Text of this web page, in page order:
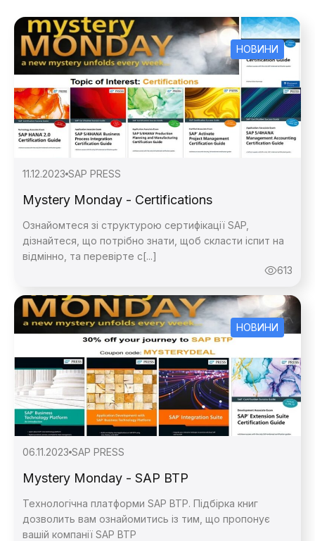
НОВИНИ
11.12.2023 SAP PRESS
Mystery Monday - Certifications
Ознайомтеся зі структурою сертифікації SAP,
дізнайтеся, що потрібно знати, щоб скласти іспит на
відмінно, та перевірте с[...]
613
НОВИНИ
06.11.2023 SAP PRESS
Mystery Monday - SAP BTP
Технологічна платформи SAP BTP. Підбірка книг
дозволить вам ознайомитись із тим, що пропонує
вашій компанії SAP BTP